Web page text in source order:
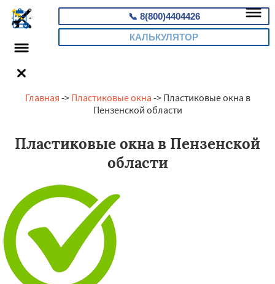
📞 8(800)4404426
КАЛЬКУЛЯТОР
Главная -> Пластиковые окна -> Пластиковые окна в
Пензенской области
Пластиковые окна в Пензенской
области